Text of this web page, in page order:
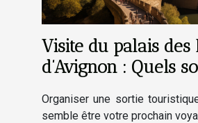
Visite du palais des
d’Avignon : Quels
Organiser une sortie
semble être votre prochain